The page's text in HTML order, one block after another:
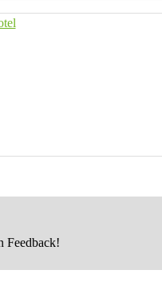
Feedback!